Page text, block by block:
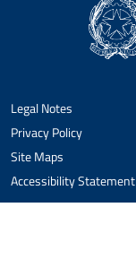
Legal Notes
Privacy Policy
Site Maps
Accessibility Statement